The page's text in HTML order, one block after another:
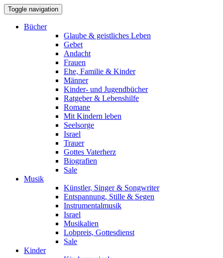
Toggle navigation
Bücher
Glaube & geistliches Leben
Gebet
Andacht
Frauen
Ehe, Familie & Kinder
Männer
Kinder- und Jugendbücher
Ratgeber & Lebenshilfe
Romane
Mit Kindern leben
Seelsorge
Israel
Trauer
Gottes Vaterherz
Biografien
Sale
Musik
Künstler, Singer & Songwriter
Entspannung, Stille & Segen
Instrumentalmusik
Israel
Musikalien
Lobpreis, Gottesdienst
Sale
Kinder